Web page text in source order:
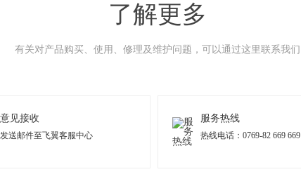
了解更多
有关对产品购买、使用、修理及维护问题，可以通过这里联系我们
意见接收
发送邮件至飞翼客服中心
服务热线
热线电话：0769-82 669 669